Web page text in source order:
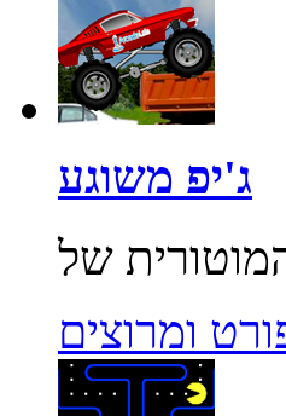
ג'יפ משוגע
ומרוצים